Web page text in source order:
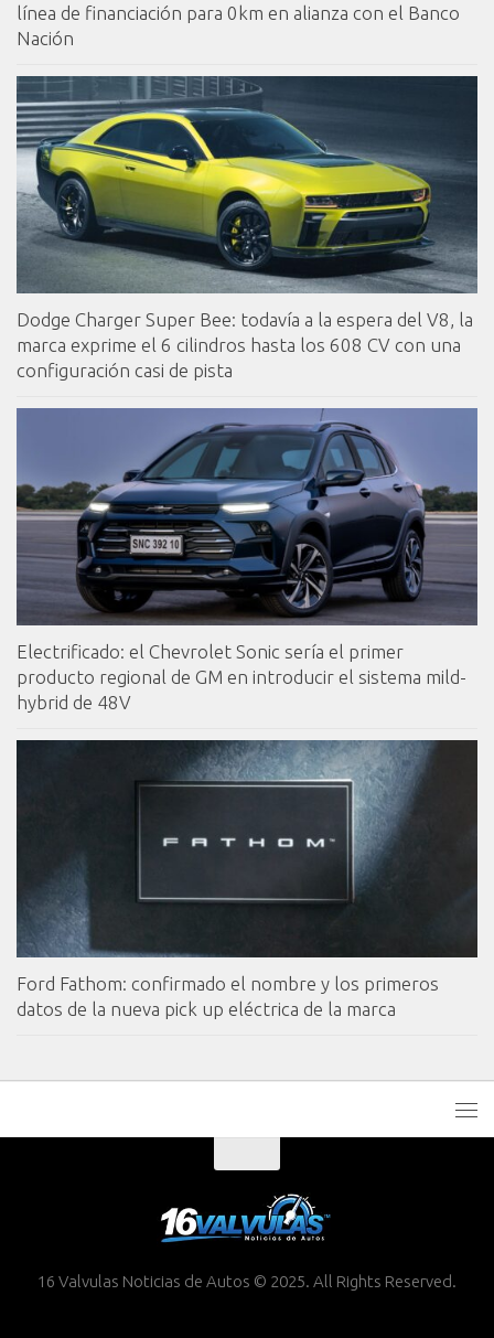
línea de financiación para 0km en alianza con el Banco
Nación
Dodge Charger Super Bee: todavía a la espera del V8, la
marca exprime el 6 cilindros hasta los 608 CV con una
configuración casi de pista
Electrificado: el Chevrolet Sonic sería el primer
producto regional de GM en introducir el sistema mild-
hybrid de 48V
Ford Fathom: confirmado el nombre y los primeros
datos de la nueva pick up eléctrica de la marca
16 Valvulas Noticias de Autos © 2025. All Rights Reserved.